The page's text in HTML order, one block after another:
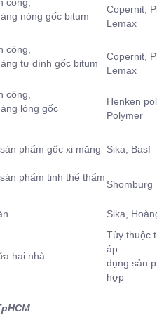
nóng gốc bitum
Copernit,
Lemax
công,
tự dính gốc bitum
Copernit,
Lemax
công,
lỏng gốc
Henken
Polymer
phẩm gốc xi măng Sika, Basf
phẩm tinh thể thẩm
Shomburg
Sika,
hai nhà
Tùy thuộc
áp
dụng sản
hợp